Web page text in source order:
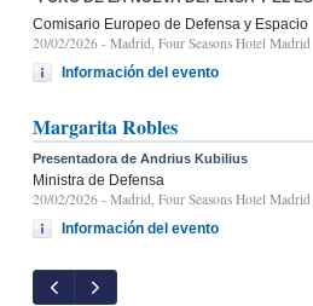
Comisario Europeo de Defensa y Espacio
20/02/2026 - Madrid, Four Seasons Hotel
Información del evento
Margarita Robles
Presentadora de Andrius Kubilius
Ministra de Defensa
20/02/2026 - Madrid, Four Seasons Hotel
Información del evento